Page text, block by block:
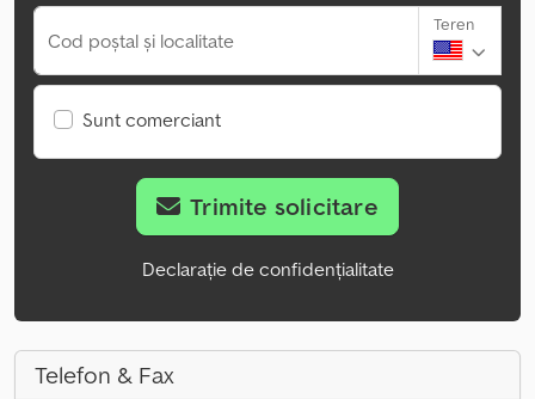
Cod poștal și localitate
Teren
Sunt comerciant
Trimite solicitare
Declarație de confidențialitate
Telefon & Fax